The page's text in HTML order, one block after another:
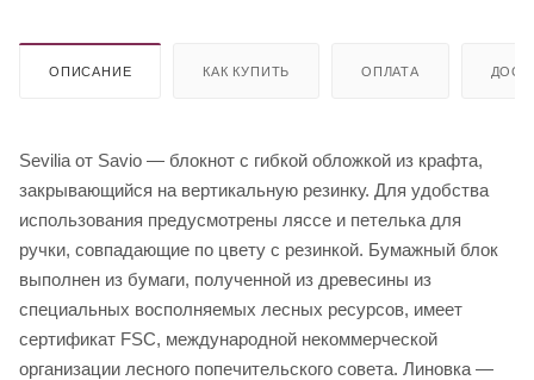
ОПИСАНИЕ КАК КУПИТЬ ОПЛАТА
Sevilia от Savio — блокнот с гибкой обложкой из крафта,
закрывающийся на вертикальную резинку. Для удобства
использования предусмотрены ляссе и петелька для
ручки, совпадающие по цвету с резинкой. Бумажный блок
выполнен из бумаги, полученной из древесины из
специальных восполняемых лесных ресурсов, имеет
сертификат FSC, международной некоммерческой
организации лесного попечительского совета. Линовка —